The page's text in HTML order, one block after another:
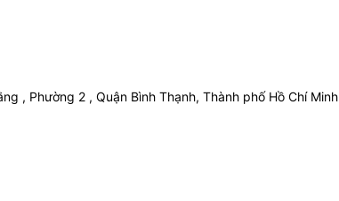
, Phường 2 , Quận Bình Thạnh, Thành phố Hồ Chí Minh